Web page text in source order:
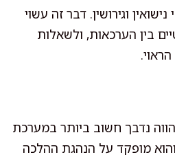
וגירושין. דבר זה עשוי
בין הערכאות, ולשאלות
נדבך חשוב ביותר במערכת
מופקד על הנהגת ההלכה